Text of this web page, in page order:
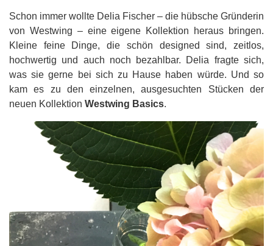
Schon immer wollte Delia Fischer – die hübsche Gründerin
von Westwing – eine eigene Kollektion heraus bringen.
Kleine feine Dinge, die schön designed sind, zeitlos,
hochwertig und auch noch bezahlbar. Delia fragte sich,
was sie gerne bei sich zu Hause haben würde. Und so
kam es zu den einzelnen, ausgesuchten Stücken der
neuen Kollektion Westwing Basics.